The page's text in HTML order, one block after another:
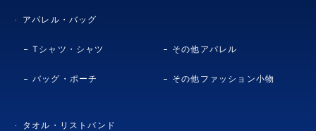
アパレル・バッグ
Tシャツ・シャツ その他アパレル
バッグ・ポーチ その他ファッション小物
タオル・リストバンド